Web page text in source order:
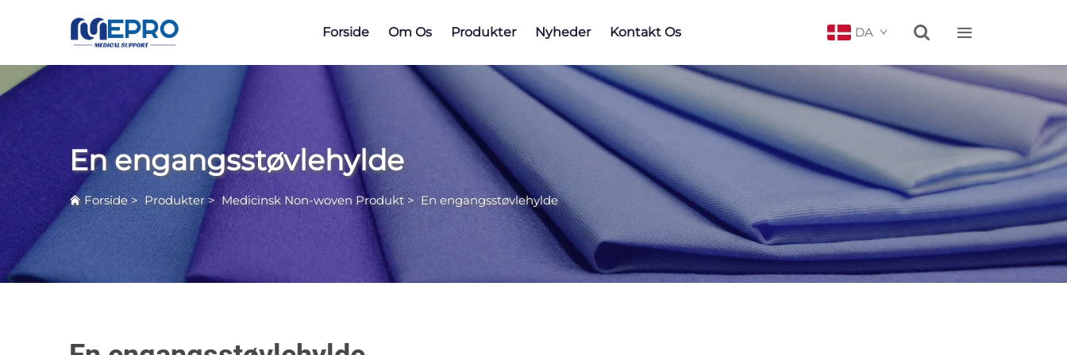
Forside Om Os Produkter Nyheder Kontakt Os DA  
En engangsstøvlehylde
Forside>Produkter>Medicinsk Non-woven Produkt>En engangsstøvlehylde